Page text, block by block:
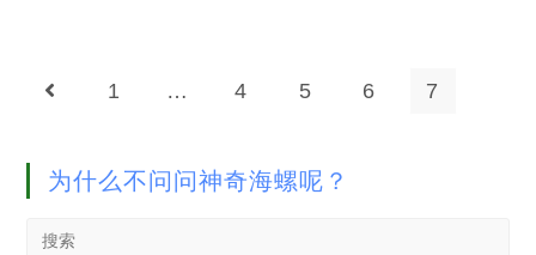
Go to the previous page
1 … 4 5 6 7
为什么不问问神奇海螺呢？
Search